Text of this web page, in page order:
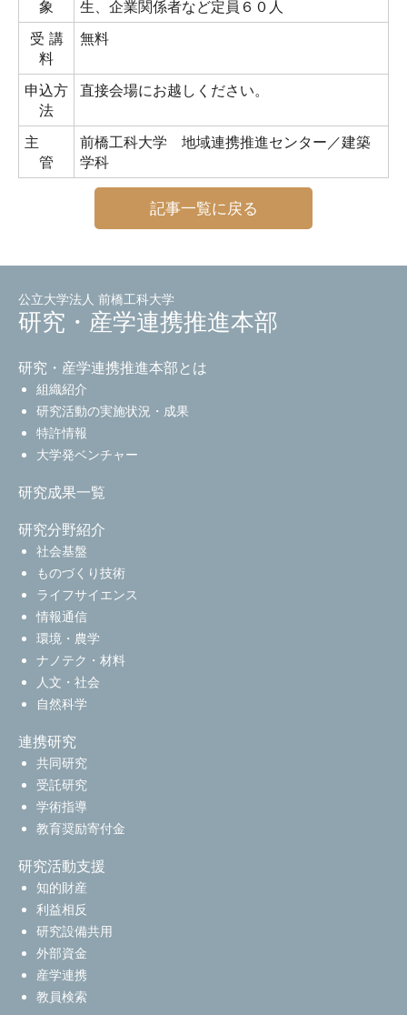
象
生、企業関係者など定員６０人
受 講
料
無料
申込方
法
直接会場にお越しください。
主
管
前橋工科大学 地域連携推進センター／建築
学科
記事一覧に戻る
公立大学法人 前橋工科大学
研究・産学連携推進本部
研究・産学連携推進本部とは
組織紹介
研究活動の実施状況・成果
特許情報
大学発ベンチャー
研究成果一覧
研究分野紹介
社会基盤
ものづくり技術
ライフサイエンス
情報通信
環境・農学
ナノテク・材料
人文・社会
自然科学
連携研究
共同研究
受託研究
学術指導
教育奨励寄付金
研究活動支援
知的財産
利益相反
研究設備共用
外部資金
産学連携
教員検索